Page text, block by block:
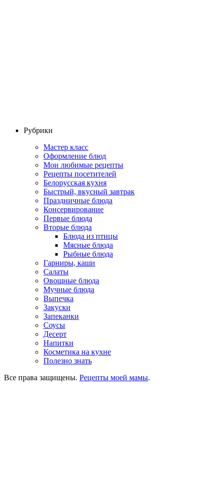
Рубрики
Мастер класс
Оформление блюд
Мои любимые рецепты
Рецепты посетителей
Белорусская кухня
Быстрый, вкусный завтрак
Праздничные блюда
Консервирование
Первые блюда
Вторые блюда
Блюда из птицы
Мясные блюда
Рыбные блюда
Гарниры, каши
Салаты
Овощные блюда
Мучные блюда
Выпечка
Закуски
Запеканки
Соусы
Десерт
Напитки
Косметика на кухне
Полезно знать
Все права защищены. Рецепты моей мамы.